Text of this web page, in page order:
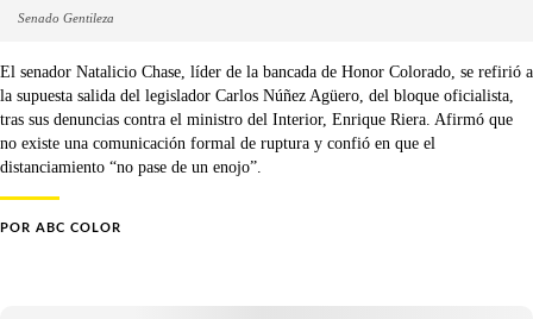
Senado Gentileza
El senador Natalicio Chase, líder de la bancada de Honor Colorado, se refirió a
la supuesta salida del legislador Carlos Núñez Agüero, del bloque oficialista,
tras sus denuncias contra el ministro del Interior, Enrique Riera. Afirmó que
no existe una comunicación formal de ruptura y confió en que el
distanciamiento “no pase de un enojo”.
POR ABC COLOR